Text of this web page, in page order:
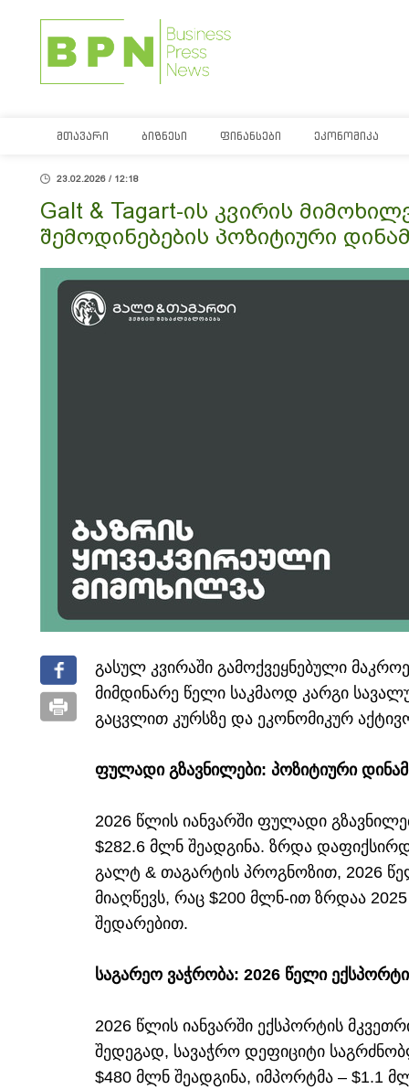
ᲛᲗᲐᲕᲐᲠᲘ ᲑᲘᲖᲜᲔᲡᲘ ᲤᲘᲜᲐᲜᲡᲔᲑᲘ ᲔᲙᲝᲜᲝᲛᲘᲙᲐ
23.02.2026 / 12:18
Galt & Tagart-ის კვირის
შემოდინებების პოზიტიური
გასულ კვირაში გამოქვეყნებული
მიმდინარე წელი საკმაოდ კარგი
გაცვლით კურსზე და ეკონომიკურ
ფულადი გზავნილები: პოზიტიური
2026 წლის იანვარში ფულადი
$282.6 მლნ შეადგინა. ზრდა
გალტ & თაგარტის პროგნოზით, 2026
მიაღწევს, რაც $200 მლნ-ით ზრდაა
შედარებით.
საგარეო ვაჭრობა: 2026 წელი
2026 წლის იანვარში ექსპორტის
შედეგად, სავაჭრო დეფიციტი
$480 მლნ შეადგინა, იმპორტმა –